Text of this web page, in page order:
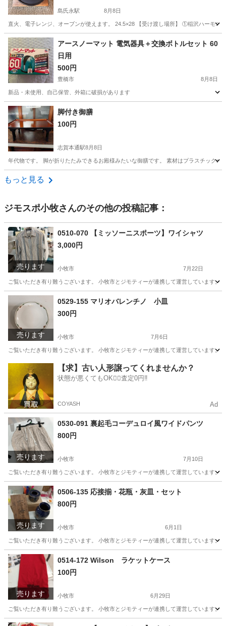
島氏永駅 8月8日
直火、電子レンジ、オーブンが使えます。 24.5×28 【受け渡し場所】 ①稲沢ハーモ
愛知 一宮市 島氏永駅 調理器具
アースノーマット 電気器具＋交換ボトルセット 60
日用
500円
豊橋市 8月8日
新品・未使用、自己保管、外箱に破損があります
愛知 豊橋市 家庭用品
脚付き御膳
100円
志賀本通駅8月8日
年代物です。 脚が折りたたみできるお殿様みたいな御膳です。 素材はプラスチック
愛知 名古屋市
もっと見る
ジモスポ小牧さんのその他の投稿記事：
売ります
0510-070 【ミッソーニスポーツ】ワイシャツ
3,000円
小牧市 7月22日
ご覧いただき有り難うございます。 小牧市とジモティーが連携して運営していま
愛知 小牧市 服/ファッション リユース
売ります
0529-155 マリオバレンチノ 小皿
300円
小牧市 7月6日
ご覧いただき有り難うございます。 小牧市とジモティーが連携して運営していま
食器 リユース
【求】古い人形譲ってくれませんか？
状態が悪くてもOK🙆‍♀️査定0円‼️
COYASH Ad
売ります
0530-091 裏起毛コーデュロイ風ワイドパンツ
800円
小牧市 7月10日
ご覧いただき有り難うございます。 小牧市とジモティーが連携して運営していま
愛知 小牧市 リユース
売ります
0506-135 応接揃・花瓶・灰皿・セット
800円
小牧市 6月1日
ご覧いただき有り難うございます。 小牧市とジモティーが連携して運営していま
愛知 小牧市
売ります
0514-172 Wilson ラケットケース
100円
小牧市 6月29日
ご覧いただき有り難うございます。 小牧市とジモティーが連携して運営していま
愛知 小牧市